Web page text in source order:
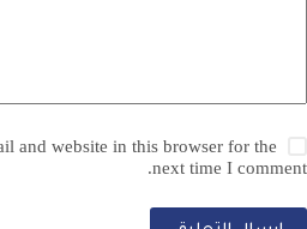
and website in this browser for the
next time I comment.